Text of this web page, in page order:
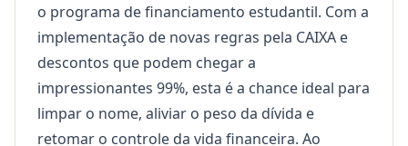
o programa de financiamento estudantil. Com a
implementação de novas regras pela CAIXA e
descontos que podem chegar a
impressionantes 99%, esta é a chance ideal para
limpar o nome, aliviar o peso da dívida e
retomar o controle da vida financeira. Ao